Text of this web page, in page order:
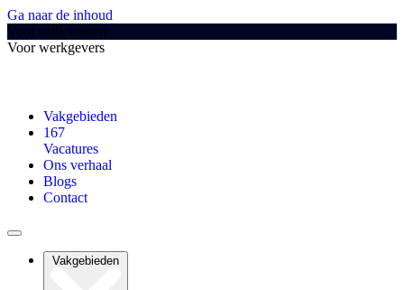
Ga naar de inhoud
Voor sollicitanten
Voor werkgevers
Vakgebieden
167
Vacatures
Ons verhaal
Blogs
Contact
Vakgebieden